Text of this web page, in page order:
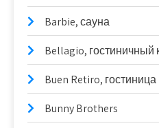
Barbie, сауна
Bellagio, гостиничный
Buen Retiro, гостиница
Bunny Brothers